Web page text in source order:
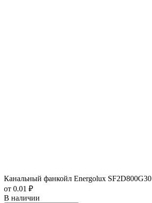
Канальный фанкойл Energolux SF2D800G30
от 0.01 ₽
В наличии